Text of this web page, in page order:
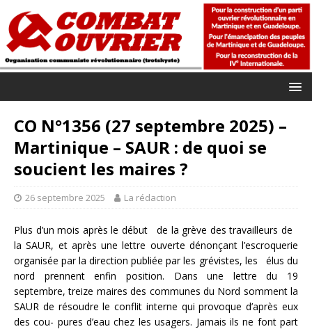
CO N°1356 (27 septembre 2025) –
Martinique – SAUR : de quoi se
soucient les maires ?
26 septembre 2025 La rédaction
Plus d’un mois après le début de la grève des travailleurs de
la SAUR, et après une lettre ouverte dénonçant l’escroquerie
organisée par la direction publiée par les grévistes, les élus du
nord prennent enfin position. Dans une lettre du 19
septembre, treize maires des communes du Nord somment la
SAUR de résoudre le conflit interne qui provoque d’après eux
des cou- pures d’eau chez les usagers. Jamais ils ne font part